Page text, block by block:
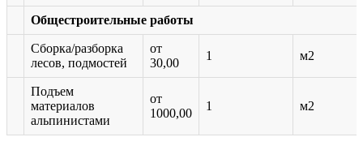
Общестроительные работы
Сборка/разборка
лесов, подмостей
от
30,00
1 м2
Подъем
материалов
альпинистами
от
1000,00
1 м2